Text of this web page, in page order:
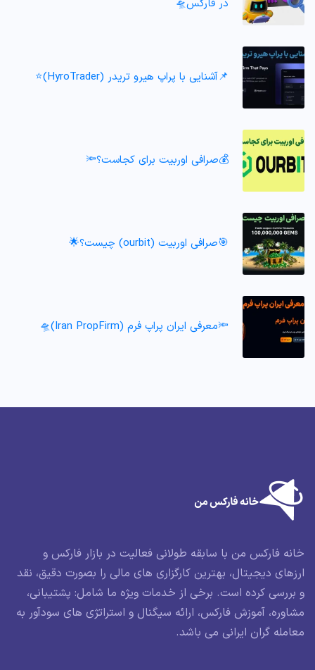
در فارکس🛸
📌آشنایی با پراپ هیرو تریدر (HyroTrader)⭐️
💰صرافی اوربیت برای کجاست؟🔦
🎯صرافی اوربیت (ourbit) چیست؟🌟
🔦معرفی ایران پراپ فرم (Iran PropFirm)🛸
خانه فارکس من با سابقه طولانی فعالیت در بازار فارکس و
ارزهای دیجیتال، بهترین کارگزاری های مالی را بصورت دقیق، نقد
و بررسی کرده است. برخی از خدمات ویژه ما شامل: پشتیبانی،
مشاوره، آموزش فارکس، ارائه سیگنال و استراتژی های سودآور به
معامله گران ایرانی می باشد.